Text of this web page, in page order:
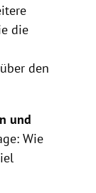
die
den
und
Wie